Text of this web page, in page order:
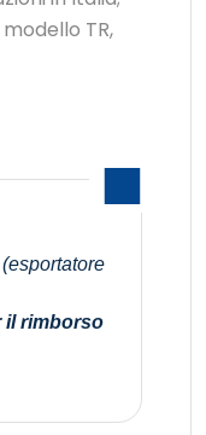
TR,
(esportatore
il rimborso